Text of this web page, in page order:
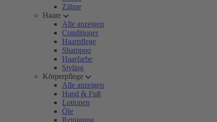
Zähne
Haare
Alle anzeigen
Conditioner
Haarpflege
Shampoo
Haarfarbe
Styling
Körperpflege
Alle anzeigen
Hand & Fuß
Lotionen
Öle
Reinigung